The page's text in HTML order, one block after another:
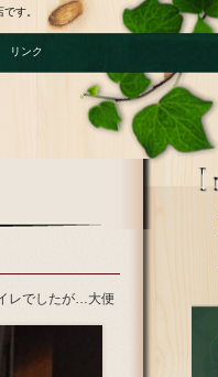
す。
リンク
レでしたが…大便